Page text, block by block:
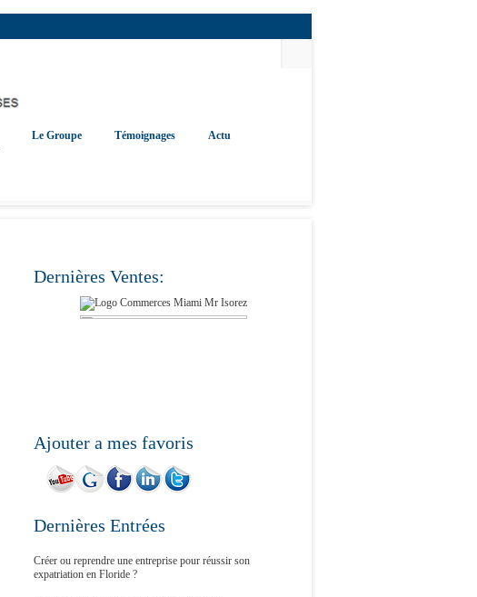
Le Groupe Témoignages Actu
Dernières Ventes:
Ajouter a mes favoris
Dernières Entrées
Créer ou reprendre une entreprise pour réussir son
expatriation en Floride ?